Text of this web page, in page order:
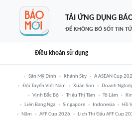
TẢI ỨNG DỤNG
ĐỂ KHÔNG BỎ SÓT TIN
Điều khoản sử dụng
Sân Mỹ Đình Khánh Sky A ASEAN Cup
Đội Tuyển Việt Nam
Xuân Son Doanh
Vịnh Bắc Bộ
Triệu Thị Tâm Tô Lâm
Liên Bang Nga
Singapore Indonesia Hồ
Năm
AFF Cup 2026 Lịch Thi Đấu AFF Cup